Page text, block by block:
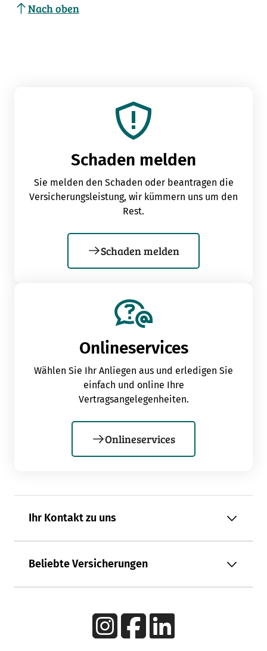
Nach oben
Schaden melden
Sie melden den Schaden oder beantragen die
Versicherungsleistung, wir kümmern uns um den
Rest.
Schaden melden
Onlineservices
Wählen Sie Ihr Anliegen aus und erledigen Sie
einfach und online Ihre
Vertragsangelegenheiten.
Onlineservices
Ihr Kontakt zu uns
Beliebte Versicherungen